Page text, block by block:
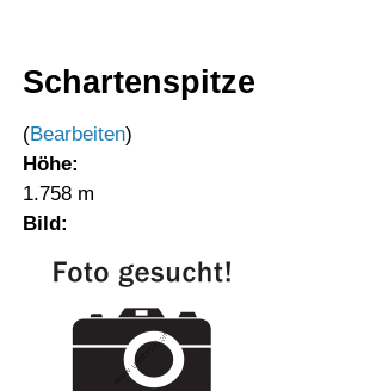
Schartenspitze
(Bearbeiten)
Höhe:
1.758 m
Bild: